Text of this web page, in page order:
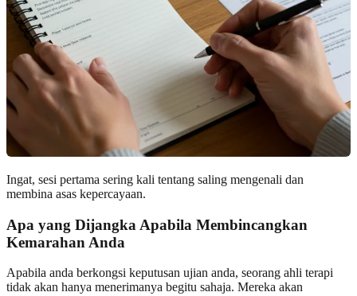
Ingat, sesi pertama sering kali tentang saling mengenali dan
membina asas kepercayaan.
Apa yang Dijangka Apabila Membincangkan
Kemarahan Anda
Apabila anda berkongsi keputusan ujian anda, seorang ahli terapi
tidak akan hanya menerimanya begitu sahaja. Mereka akan